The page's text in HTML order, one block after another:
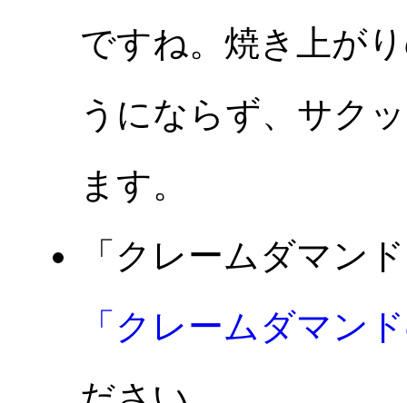
ですね。焼き上が
うにならず、サク
ます。
「クレームダマン
「クレームダマン